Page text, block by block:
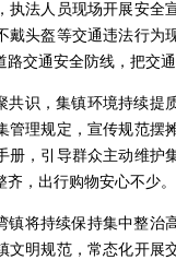
执法人员现场开展安全
戴头盔等交通违法行为
路交通安全防线，把交
共识，集镇环境持续提
管理规定，宣传规范摆
册，引导群众主动维护
，出行购物安心不少。
镇将持续保持集中整治
文明规范，常态化开展